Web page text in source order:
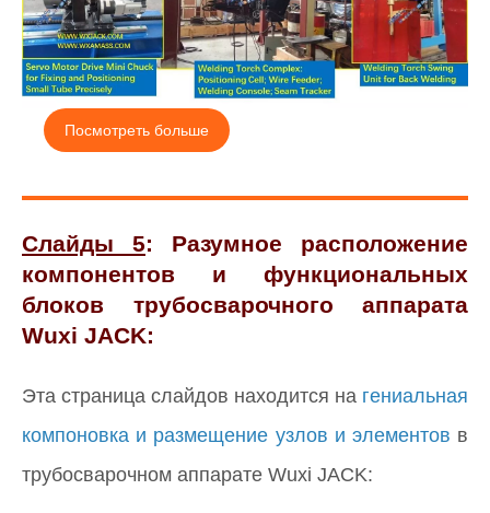
Посмотреть больше
Слайды 5: Разумное расположение
компонентов и функциональных
блоков трубосварочного аппарата
Wuxi JACK:
Эта страница слайдов находится на гениальная
компоновка и размещение узлов и элементов в
трубосварочном аппарате Wuxi JACK: